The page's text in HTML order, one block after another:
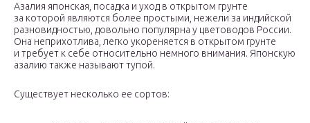
Азалия японская, посадка и уход в открытом грунте
за которой являются более простыми, нежели за индийской
разновидностью, довольно популярна у цветоводов России.
Она неприхотлива, легко укореняется в открытом грунте
и требует к себе относительно немного внимания. Японскую
азалию также называют тупой.
Существует несколько ее сортов: